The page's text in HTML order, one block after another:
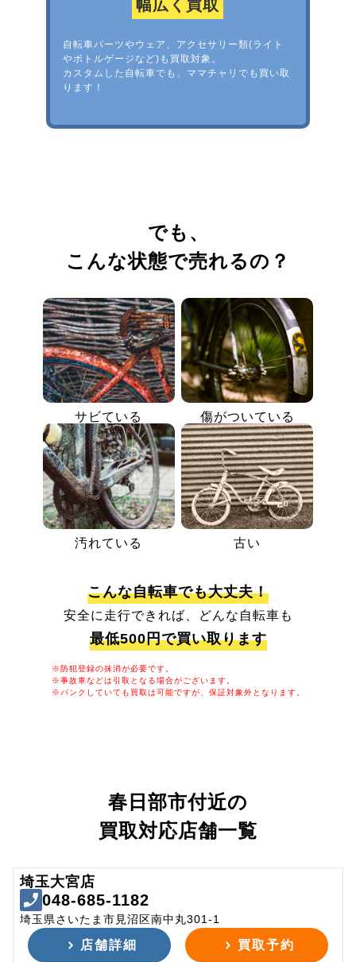
幅広く買取
自転車パーツやウェア、アクセサリー類(ライト
やボトルゲージなど)も買取対象。
カスタムした自転車でも、ママチャリでも買い取
ります！
でも、
こんな状態で売れるの？
サビている 傷がついている
汚れている 古い
こんな自転車でも大丈夫！
安全に走行できれば、どんな自転車も
最低500円で買い取ります
※防犯登録の抹消が必要です。
※事故車などは引取となる場合がございます。
※パンクしていても買取は可能ですが、保証対象外となります。
春日部市付近の
買取対応店舗一覧
埼玉大宮店
048-685-1182
埼玉県さいたま市見沼区南中丸301-1
店舗詳細 買取予約